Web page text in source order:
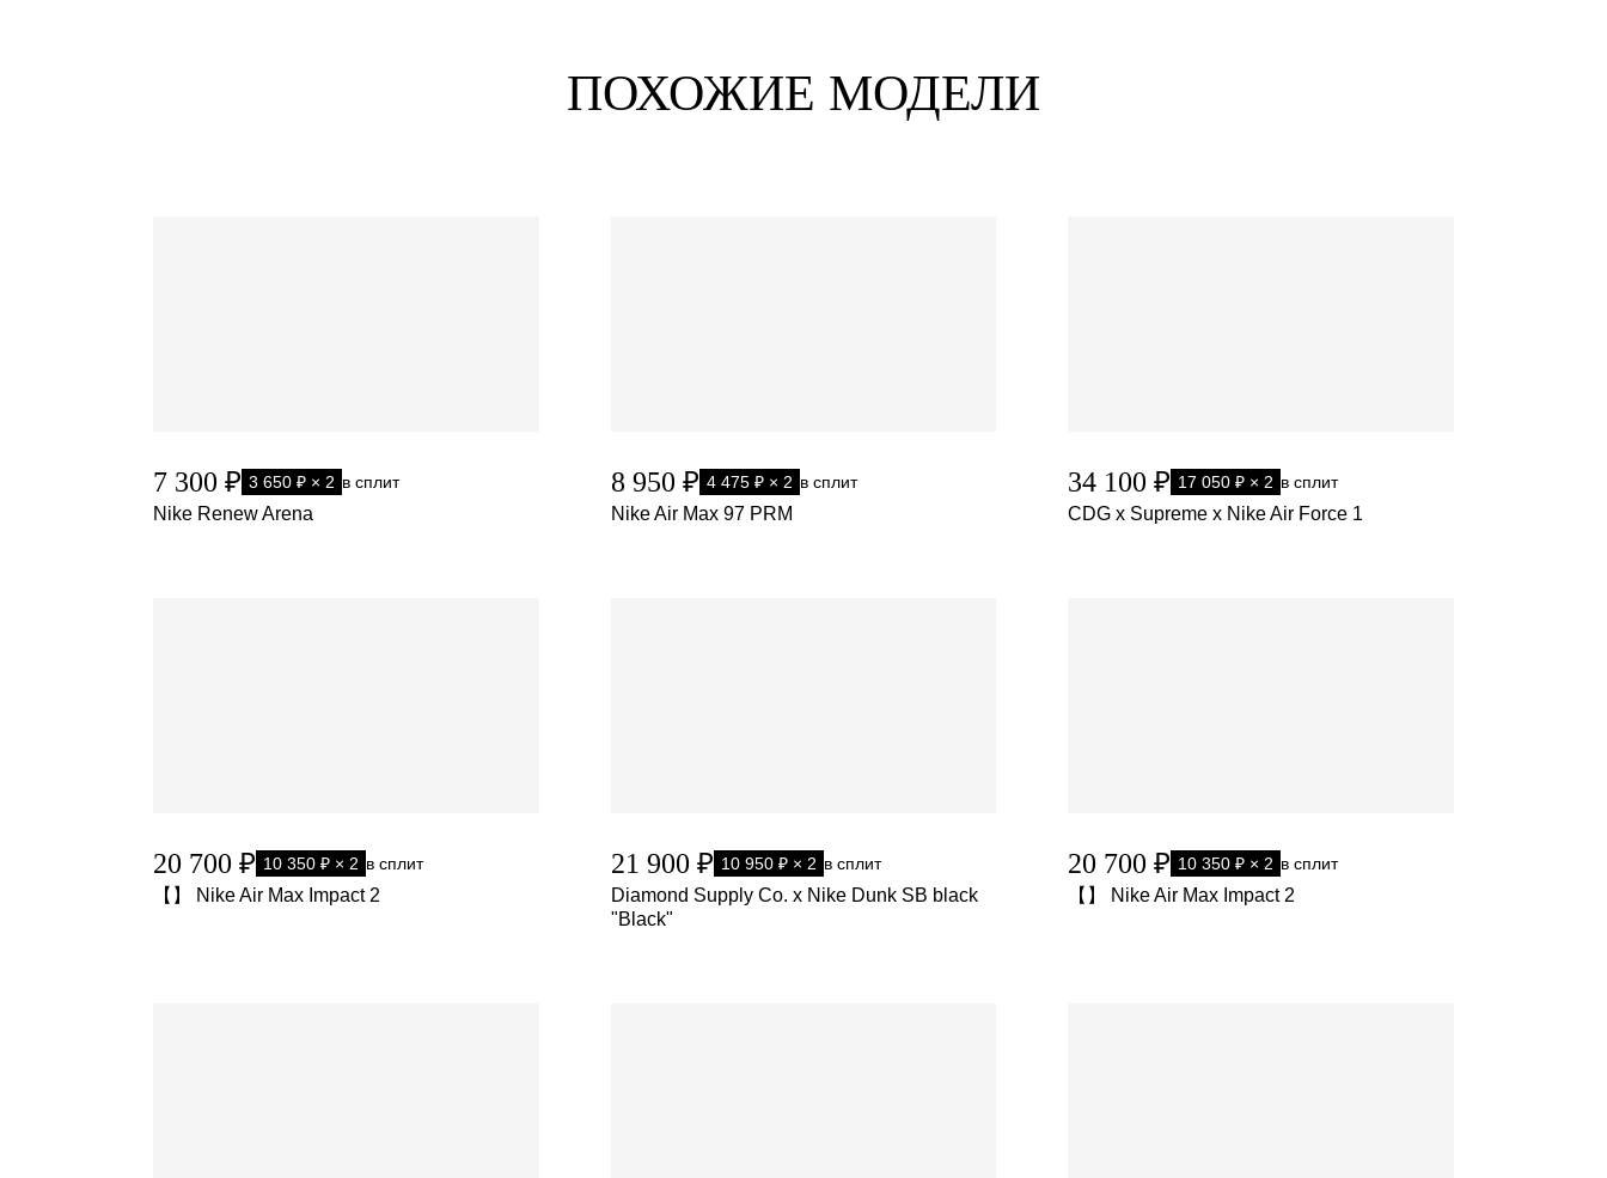
ПОХОЖИЕ МОДЕЛИ
7 300 ₽ 3 650 ₽ × 2 в сплит
Nike Renew Arena
8 950 ₽ 4 475 ₽ × 2 в сплит
Nike Air Max 97 PRM
34 100 ₽ 17 050 ₽ × 2 в сплит
CDG x Supreme x Nike Air Force 1
20 700 ₽ 10 350 ₽ × 2 в сплит
【】 Nike Air Max Impact 2
21 900 ₽ 10 950 ₽ × 2 в сплит
Diamond Supply Co. x Nike Dunk SB black
"Black"
20 700 ₽ 10 350 ₽ × 2 в сплит
【】 Nike Air Max Impact 2